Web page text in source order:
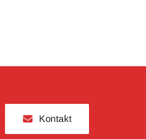
Kontakt